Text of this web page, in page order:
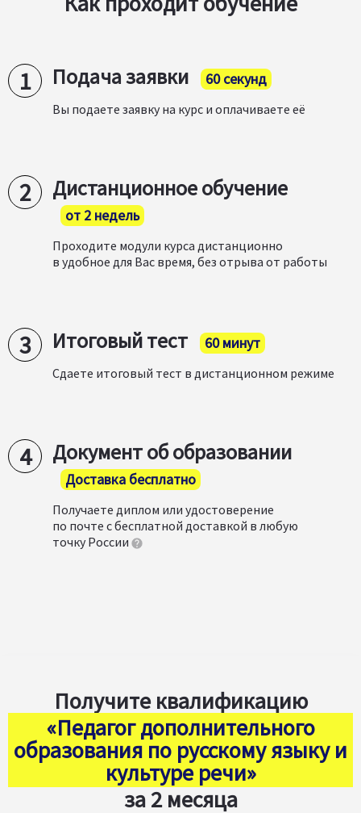
Подача заявки 60 секунд
Вы подаете заявку на курс и оплачиваете её
Дистанционное обучение
от 2 недель
Проходите модули курса дистанционно
в удобное для Вас время, без отрыва от работы
Итоговый тест 60 минут
Сдаете итоговый тест в дистанционном режиме
Документ об образовании
Доставка бесплатно
Получаете диплом или удостоверение
по почте с бесплатной доставкой в любую
точку России
Получите квалификацию
«Педагог дополнительного
образования по русскому языку и
культуре речи»
за 2 месяца